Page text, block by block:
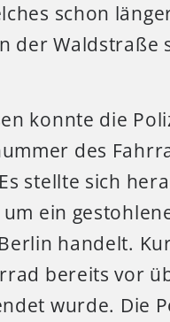
schon
der Waldstraße
konnte die
des
stellte sich
ein
handelt.
bereits vor
wurde. Die